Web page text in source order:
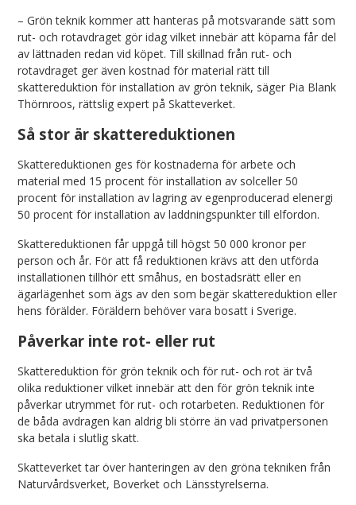
– Grön teknik kommer att hanteras på motsvarande sätt som
rut- och rotavdraget gör idag vilket innebär att köparna får del
av lättnaden redan vid köpet. Till skillnad från rut- och
rotavdraget ger även kostnad för material rätt till
skattereduktion för installation av grön teknik, säger Pia Blank
Thörnroos, rättslig expert på Skatteverket.
Så stor är skattereduktionen
Skattereduktionen ges för kostnaderna för arbete och
material med 15 procent för installation av solceller 50
procent för installation av lagring av egenproducerad elenergi
50 procent för installation av laddningspunkter till elfordon.
Skattereduktionen får uppgå till högst 50 000 kronor per
person och år. För att få reduktionen krävs att den utförda
installationen tillhör ett småhus, en bostadsrätt eller en
ägarlägenhet som ägs av den som begär skattereduktion eller
hens förälder. Föräldern behöver vara bosatt i Sverige.
Påverkar inte rot- eller rut
Skattereduktion för grön teknik och för rut- och rot är två
olika reduktioner vilket innebär att den för grön teknik inte
påverkar utrymmet för rut- och rotarbeten. Reduktionen för
de båda avdragen kan aldrig bli större än vad privatpersonen
ska betala i slutlig skatt.
Skatteverket tar över hanteringen av den gröna tekniken från
Naturvårdsverket, Boverket och Länsstyrelserna.